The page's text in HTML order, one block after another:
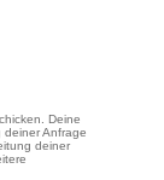
Deine
Anfrage
deiner